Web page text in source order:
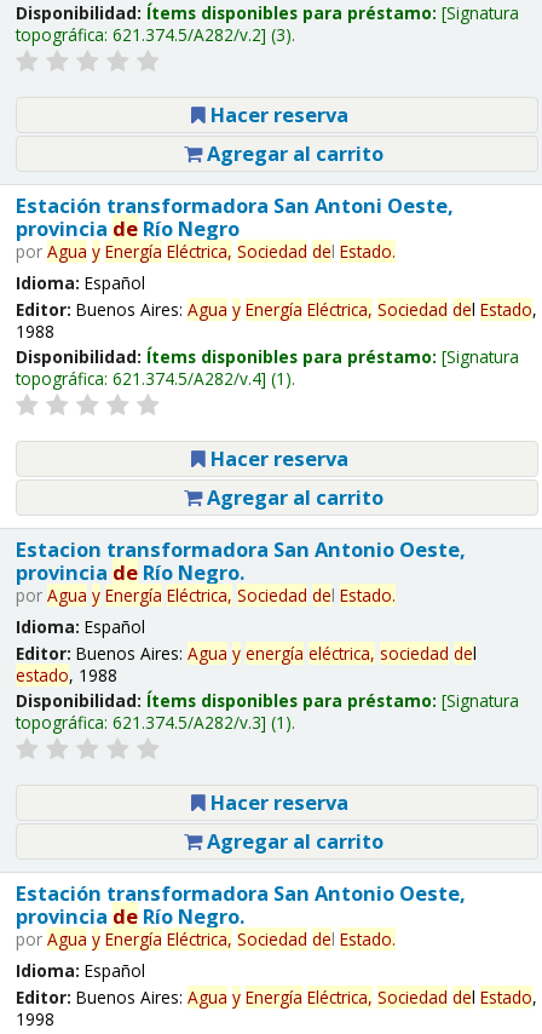
Disponibilidad: Ítems disponibles para préstamo: Signatura
topográfica: 621.374.5/A282/v.2 (3).
Hacer reserva
Agregar al carrito
Estación transformadora San Antoni Oeste,
provincia deRío Negro
por Agua y Energía Eléctrica, Sociedad del Estado.
Idioma: Español
Editor: Buenos Aires: Agua y Energía Eléctrica, Sociedad del Estado,
1988
Disponibilidad: Ítems disponibles para préstamo: Signatura
topográfica: 621.374.5/A282/v.4 (1).
Hacer reserva
Agregar al carrito
Estacion transformadora San Antonio Oeste,
provincia deRío Negro.
por Agua y Energía Eléctrica, Sociedad del Estado.
Idioma: Español
Editor: Buenos Aires: Agua y energía eléctrica, sociedad del
estado, 1988
Disponibilidad: Ítems disponibles para préstamo: Signatura
topográfica: 621.374.5/A282/v.3 (1).
Hacer reserva
Agregar al carrito
Estación transformadora San Antonio Oeste,
provincia deRío Negro.
por Agua y Energía Eléctrica, Sociedad del Estado.
Idioma: Español
Editor: Buenos Aires: Agua y Energía Eléctrica, Sociedad del Estado,
1998